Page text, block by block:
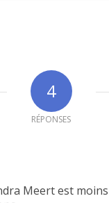
4
RÉPONSES
Meert est